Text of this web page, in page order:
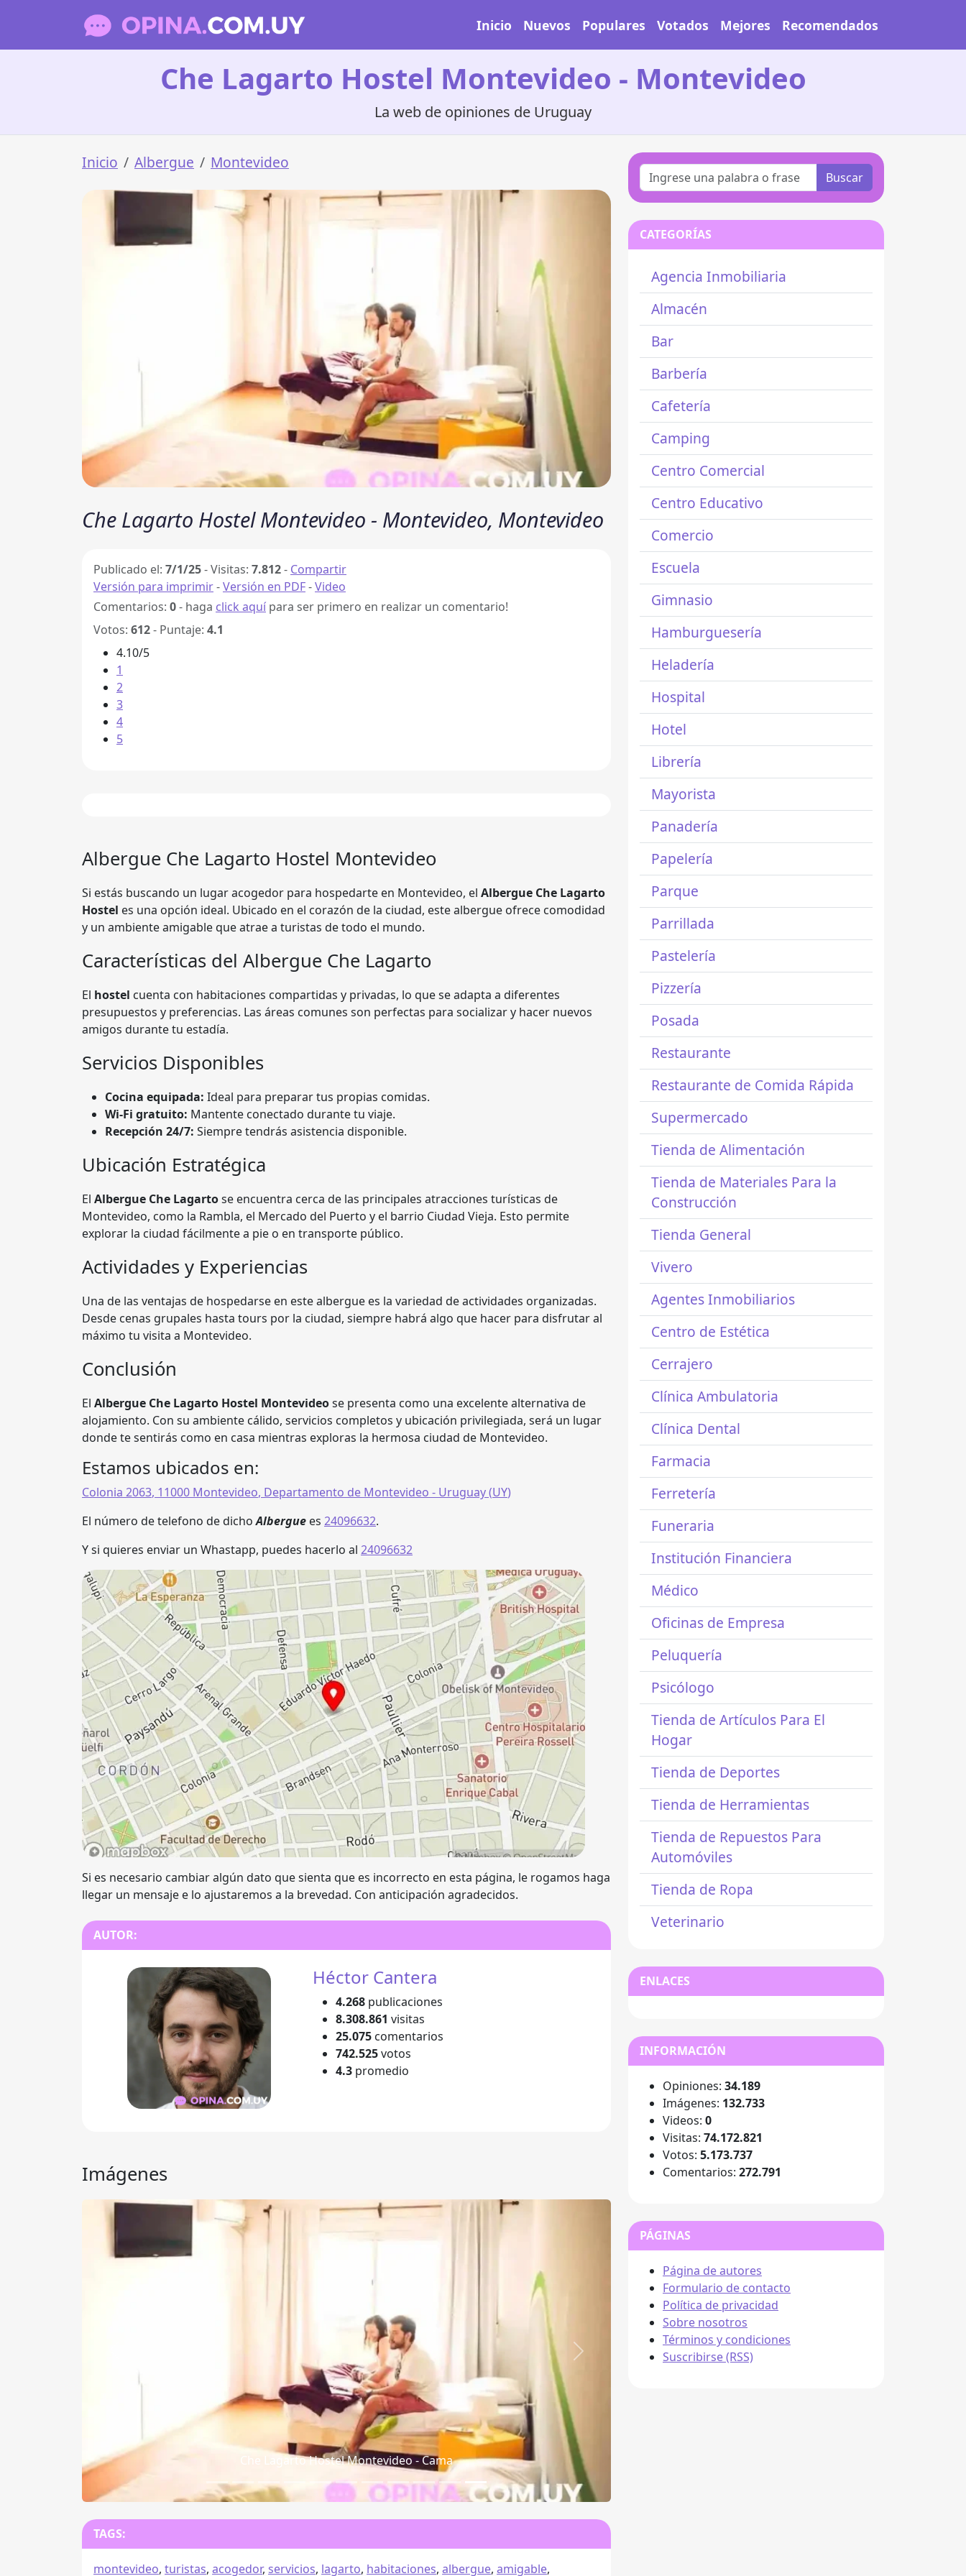
Inicio Nuevos Populares Votados Mejores Recomendados
Che Lagarto Hostel Montevideo - Montevideo
La web de opiniones de Uruguay
Inicio Albergue Montevideo
Che Lagarto Hostel Montevideo - Montevideo, Montevideo
Publicado el: 7/1/25-Visitas: 7.812- Compartir
Versión para imprimir-Versión en PDF-Video
Comentarios: 0- haga click aquí para ser primero en realizar un comentario!
Votos: 612- Puntaje: 4.1
4.10/5
1
2
3
4
5
Albergue Che Lagarto Hostel Montevideo
Si estás buscando un lugar acogedor para hospedarte en Montevideo, el Albergue Che Lagarto
Hostel es una opción ideal. Ubicado en el corazón de la ciudad, este albergue ofrece comodidad
y un ambiente amigable que atrae a turistas de todo el mundo.
Características del Albergue Che Lagarto
El hostel cuenta con habitaciones compartidas y privadas, lo que se adapta a diferentes
presupuestos y preferencias. Las áreas comunes son perfectas para socializar y hacer nuevos
amigos durante tu estadía.
Servicios Disponibles
Cocina equipada: Ideal para preparar tus propias comidas.
Wi-Fi gratuito: Mantente conectado durante tu viaje.
Recepción 24/7: Siempre tendrás asistencia disponible.
Ubicación Estratégica
El Albergue Che Lagartose encuentra cerca de las principales atracciones turísticas de
Montevideo, como la Rambla, el Mercado del Puerto y el barrio Ciudad Vieja. Esto permite
explorar la ciudad fácilmente a pie o en transporte público.
Actividades y Experiencias
Una de las ventajas de hospedarse en este albergue es la variedad de actividades organizadas.
Desde cenas grupales hasta tours por la ciudad, siempre habrá algo que hacer para disfrutar al
máximo tu visita a Montevideo.
Conclusión
El Albergue Che Lagarto Hostel Montevideose presenta como una excelente alternativa de
alojamiento. Con su ambiente cálido, servicios completos y ubicación privilegiada, será un lugar
donde te sentirás como en casa mientras exploras la hermosa ciudad de Montevideo.
Estamos ubicados en:
Colonia 2063, 11000 Montevideo, Departamento de Montevideo - Uruguay (UY)
El número de telefono de dichoAlbergue es 24096632.
Y si quieres enviar un Whastapp, puedes hacerlo al 24096632
Si es necesario cambiar algún dato que sienta que es incorrecto en esta página, le rogamos haga
llegar un mensaje e lo ajustaremos a la brevedad. Con anticipación agradecidos.
AUTOR:
Héctor Cantera
4.268 publicaciones
8.308.861 visitas
25.075 comentarios
742.525votos
4.3 promedio
Imágenes
Che Lagarto Hostel Montevideo - Videos
Siguiente
TAGS:
montevideo, turistas, acogedor, servicios, lagarto, habitaciones, albergue, amigable,
Buscar
CATEGORÍAS
Agencia Inmobiliaria
Almacén
Bar
Barbería
Cafetería
Camping
Centro Comercial
Centro Educativo
Comercio
Escuela
Gimnasio
Hamburguesería
Heladería
Hospital
Hotel
Librería
Mayorista
Panadería
Papelería
Parque
Parrillada
Pastelería
Pizzería
Posada
Restaurante
Restaurante de Comida Rápida
Supermercado
Tienda de Alimentación
Tienda de Materiales Para la
Construcción
Tienda General
Vivero
Agentes Inmobiliarios
Centro de Estética
Cerrajero
Clínica Ambulatoria
Clínica Dental
Farmacia
Ferretería
Funeraria
Institución Financiera
Médico
Oficinas de Empresa
Peluquería
Psicólogo
Tienda de Artículos Para El
Hogar
Tienda de Deportes
Tienda de Herramientas
Tienda de Repuestos Para
Automóviles
Tienda de Ropa
Veterinario
ENLACES
INFORMACIÓN
Opiniones: 34.189
Imágenes: 132.733
Videos: 0
Visitas: 74.172.821
Votos: 5.173.737
Comentarios: 272.791
PÁGINAS
Página de autores
Formulario de contacto
Política de privacidad
Sobre nosotros
Términos y condiciones
Suscribirse (RSS)